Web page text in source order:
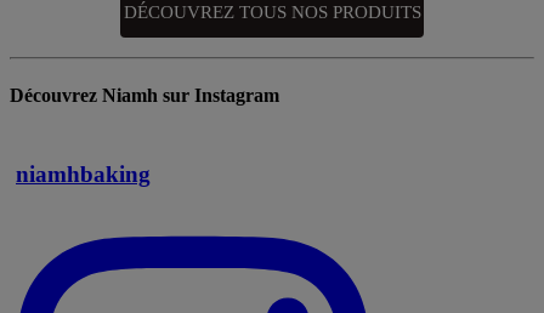
DÉCOUVREZ TOUS NOS PRODUITS
Découvrez Niamh sur Instagram
niamhbaking